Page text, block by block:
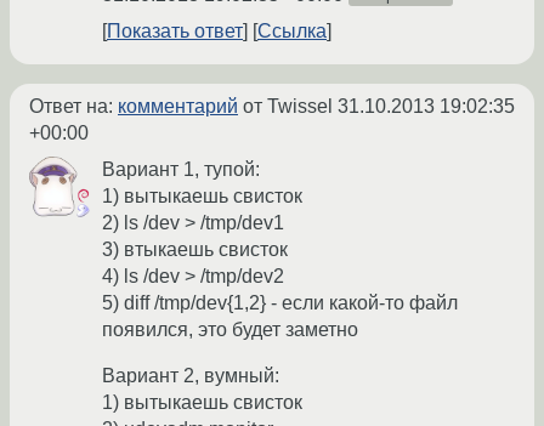
Показать ответ Ссылка
Ответ на: комментарий от Twissel 31.10.2013 19:02:35
+00:00
Вариант 1, тупой:
1) вытыкаешь свисток
2) ls /dev > /tmp/dev1
3) втыкаешь свисток
4) ls /dev > /tmp/dev2
5) diff /tmp/dev{1,2} - если какой-то файл
появился, это будет заметно
Вариант 2, вумный:
1) вытыкаешь свисток